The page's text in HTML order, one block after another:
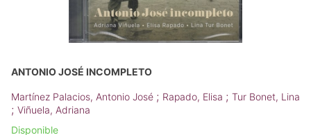
ANTONIO JOSÉ INCOMPLETO
Martínez Palacios, Antonio José ; Rapado, Elisa ; Tur Bonet, Lina
; Viñuela, Adriana
Disponible